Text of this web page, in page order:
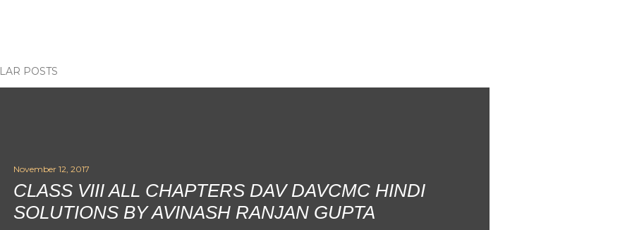
POSTS
November 12, 2017
CLASS VIII ALL CHAPTERS DAV DAVCMC HINDI
SOLUTIONS BY AVINASH RANJAN GUPTA